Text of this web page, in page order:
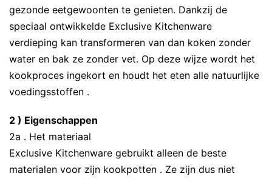
gezonde eetgewoonten te genieten. Dankzij de
speciaal ontwikkelde Exclusive Kitchenware
verdieping kan transformeren van dan koken zonder
water en bak ze zonder vet. Op deze wijze wordt het
kookproces ingekort en houdt het eten alle natuurlijke
voedingsstoffen .
2 ) Eigenschappen
2a . Het materiaal
Exclusive Kitchenware gebruikt alleen de beste
materialen voor zijn kookpotten . Ze zijn dus niet